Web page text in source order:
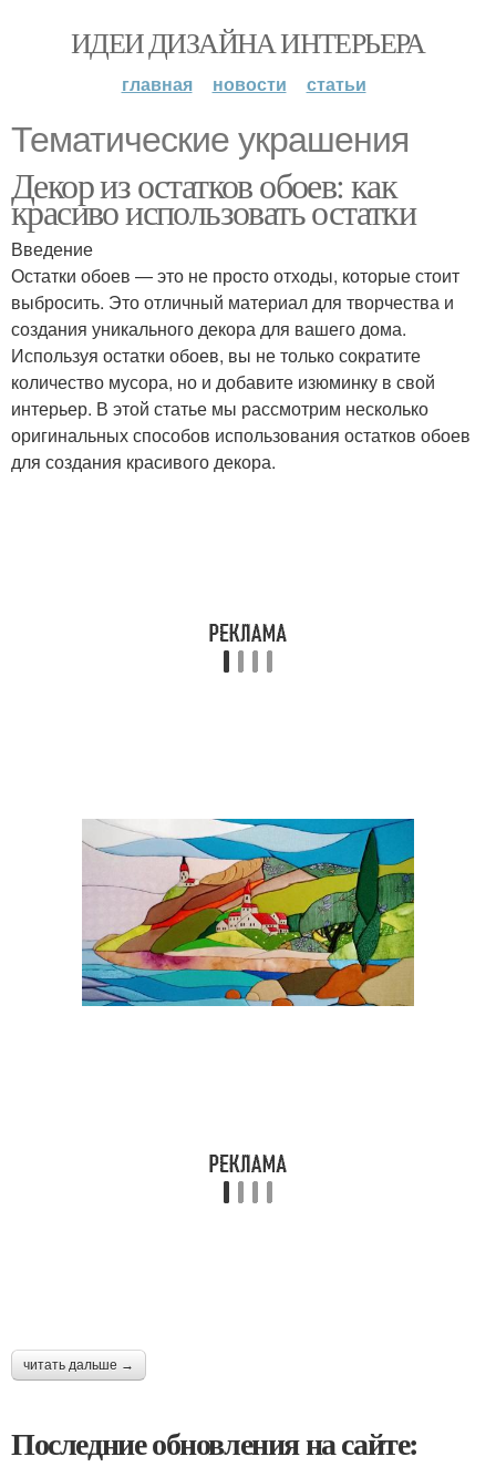
ИДЕИ ДИЗАЙНА ИНТЕРЬЕРА
главная новости статьи
Тематические украшения
Декор из остатков обоев: как
красиво использовать остатки
Введение
Остатки обоев — это не просто отходы, которые стоит
выбросить. Это отличный материал для творчества и
создания уникального декора для вашего дома.
Используя остатки обоев, вы не только сократите
количество мусора, но и добавите изюминку в свой
интерьер. В этой статье мы рассмотрим несколько
оригинальных способов использования остатков обоев
для создания красивого декора.
читать дальше →
Последние обновления на сайте: